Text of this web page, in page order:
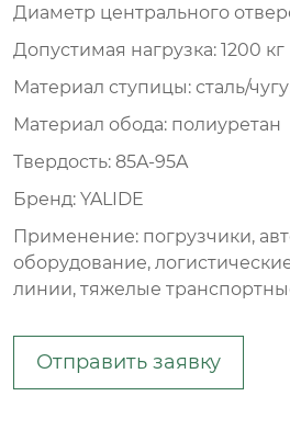
Диаметр центрального
Допустимая нагрузка: 1200 кг
Материал ступицы: сталь/
Материал обода: полиуретан
Твердость: 85A-95A
Бренд: YALIDE
Применение: погрузчики,
оборудование,
линии, тяжелые
Отправить заявку